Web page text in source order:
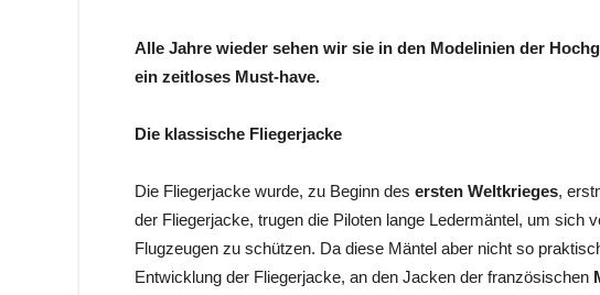
Alle Jahre wieder sehen wir sie in den Modelinien der
ein zeitloses Must-have.
Die klassische Fliegerjacke
Die Fliegerjacke wurde, zu Beginn des ersten Weltkrieges,
der Fliegerjacke, trugen die Piloten lange Ledermäntel, um sich
Flugzeugen zu schützen. Da diese Mäntel aber nicht so
Entwicklung der Fliegerjacke, an den Jacken der französischen